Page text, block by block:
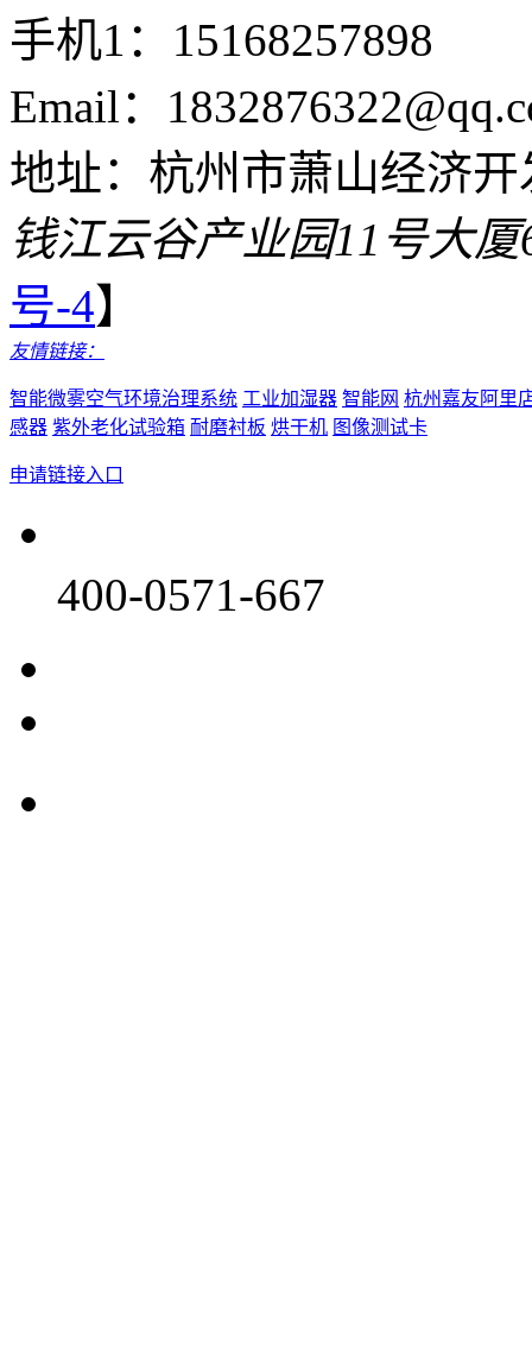
手机1：15168257898
Email：
地址：杭州市萧山经济
钱江云谷产业园11号大厦
号-4】
友情链接：
智能微雾空气环境治理系统 工业加湿器 智能网 杭州嘉友阿里
感器 紫外老化试验箱 耐磨衬板 烘干机 图像测试卡
申请链接入口
400-0571-667